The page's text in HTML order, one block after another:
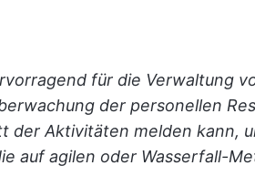
für die Verwaltung
der personellen
der Aktivitäten melden kann,
auf agilen oder Wasserfall-